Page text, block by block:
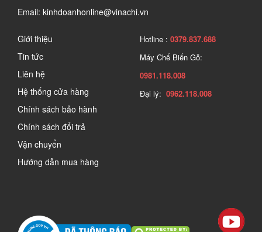
Email: kinhdoanhonline@vinachi.vn
Giới thiệu
Tin tức
Liên hệ
Hệ thống cửa hàng
Chính sách bảo hành
Chính sách đổi trả
Vận chuyển
Hướng dẫn mua hàng
Hotline : 0379.837.688
Máy Chế Biến Gỗ:
0981.118.008
Đại lý: 0962.118.008